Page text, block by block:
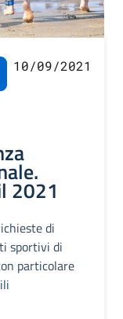
10/09/2021
2021
di
sportivi di
particolare